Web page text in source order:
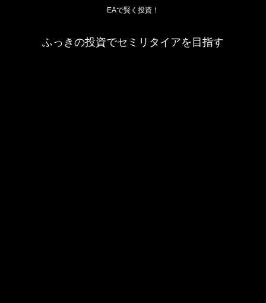
EAで賢く投資！
ふっきの投資でセミリタイアを目指す